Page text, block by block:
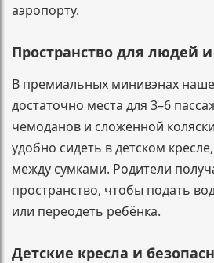
аэропорту.
Пространство для людей
В премиальных минивэнах
достаточно места для 3–6
чемоданов и сложенной
удобно сидеть в детском
между сумками. Родители
пространство, чтобы подать
или переодеть ребёнка.
Детские кресла и